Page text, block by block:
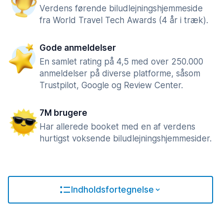
Verdens førende biludlejningshjemmeside
fra World Travel Tech Awards (4 år i træk).
Gode anmeldelser
En samlet rating på 4,5 med over 250.000
anmeldelser på diverse platforme, såsom
Trustpilot, Google og Review Center.
7M brugere
Har allerede booket med en af verdens
hurtigst voksende biludlejningshjemmesider.
Indholdsfortegnelse